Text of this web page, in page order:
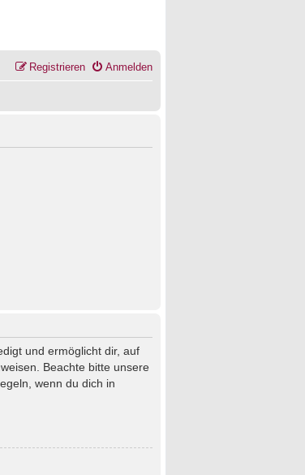
Anmelden
Registrieren
und ermöglicht dir, auf
Beachte bitte unsere
wenn du dich in